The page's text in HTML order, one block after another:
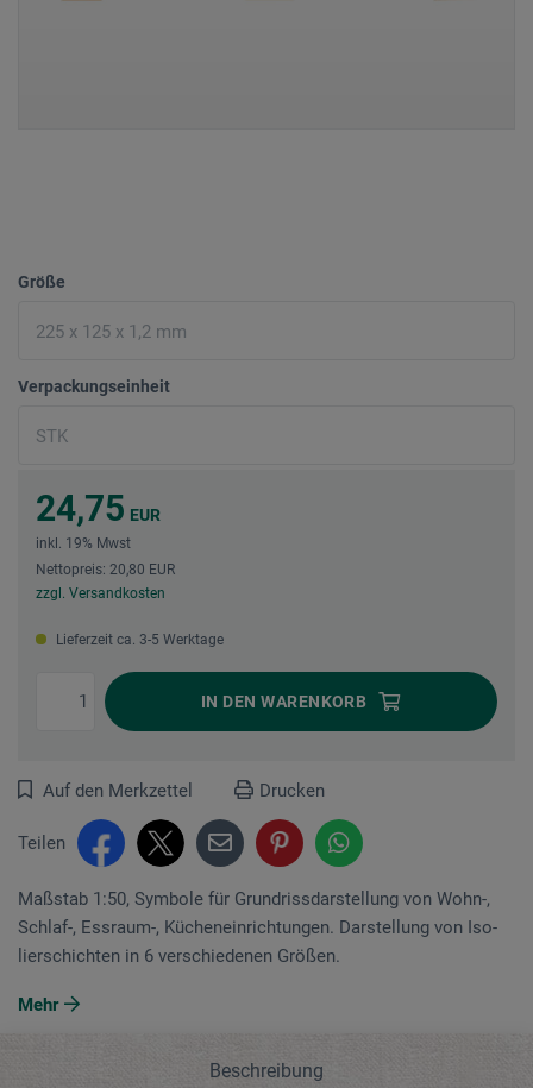
Größe
Verpackungseinheit
24,75 EUR
inkl. 19% Mwst
Nettopreis: 20,80 EUR
zzgl. Versandkosten
Lieferzeit ca. 3-5 Werktage
IN DEN WARENKORB
Auf den Merkzettel Drucken
Teilen
Maßstab 1:50, Symbole für Grundriss­darstellung von Wohn-,
Schlaf-, Essraum-, Kücheneinrichtungen. Darstellung von Iso­
lier­schichten in 6 verschiedenen Größen.
Mehr
Beschreibung